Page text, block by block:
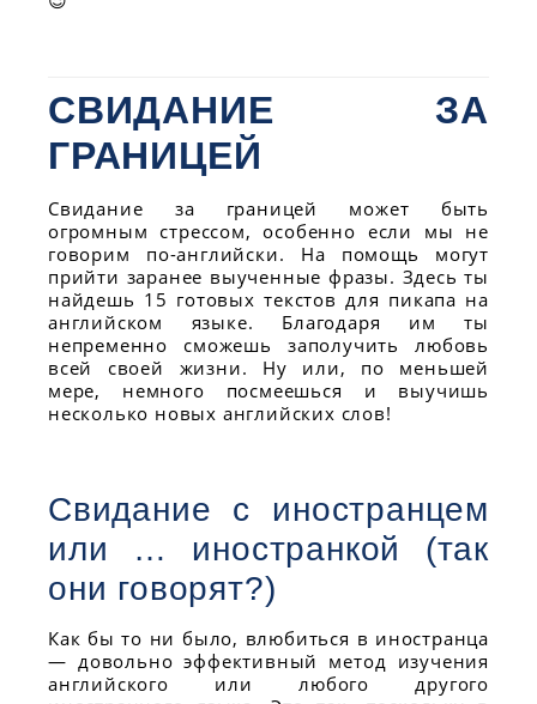
СВИДАНИЕ ЗА
ГРАНИЦЕЙ
Свидание за границей может быть
огромным стрессом, особенно если мы не
говорим по-английски. На помощь могут
прийти заранее выученные фразы. Здесь ты
найдешь 15 готовых текстов для пикапа на
английском языке. Благодаря им ты
непременно сможешь заполучить любовь
всей своей жизни. Ну или, по меньшей
мере, немного посмеешься и выучишь
несколько новых английских слов!
Свидание с иностранцем
или … иностранкой (так
они говорят?)
Как бы то ни было, влюбиться в иностранца
— довольно эффективный метод изучения
английского или любого другого